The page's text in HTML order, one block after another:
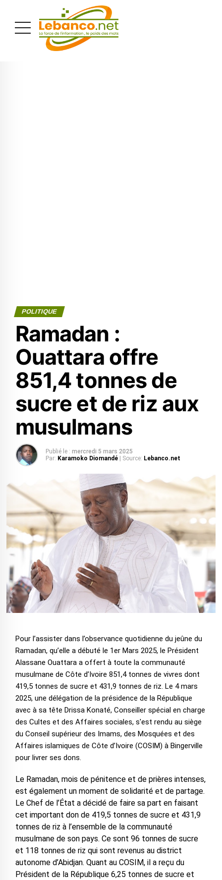
POLITIQUE
Ramadan :
Ouattara offre
851,4 tonnes de
sucre et de riz aux
musulmans
Publié le : mercredi 5 mars 2025
Par: Karamoko Diomandé | Source: Lebanco.net
Pour l’assister dans l’observance quotidienne du jeûne du
Ramadan, qu’elle a débuté le 1er Mars 2025, le Président
Alassane Ouattara a offert à toute la communauté
musulmane de Côte d’Ivoire 851,4 tonnes de vivres dont
419,5 tonnes de sucre et 431,9 tonnes de riz. Le 4 mars
2025, une délégation de la présidence de la République
avec à sa tête Drissa Konaté, Conseiller spécial en charge
des Cultes et des Affaires sociales, s'est rendu au siège
du Conseil supérieur des Imams, des Mosquées et des
Affaires islamiques de Côte d’Ivoire (COSIM) à Bingerville
pour livrer ses dons.
Le Ramadan, mois de pénitence et de prières intenses,
est également un moment de solidarité et de partage.
Le Chef de l’État a décidé de faire sa part en faisant
cet important don de 419,5 tonnes de sucre et 431,9
tonnes de riz à l’ensemble de la communauté
musulmane de son pays. Ce sont 96 tonnes de sucre
et 118 tonnes de riz qui sont revenus au district
autonome d’Abidjan. Quant au COSIM, il a reçu du
Président de la République 6,25 tonnes de sucre et